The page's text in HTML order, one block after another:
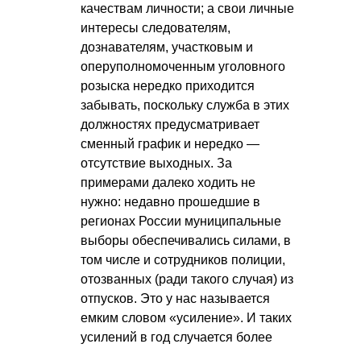
качествам личности; а свои личные
интересы следователям,
дознавателям, участковым и
оперуполномоченным уголовного
розыска нередко приходится
забывать, поскольку служба в этих
должностях предусматривает
сменный график и нередко —
отсутствие выходных. За
примерами далеко ходить не
нужно: недавно прошедшие в
регионах России муниципальные
выборы обеспечивались силами, в
том числе и сотрудников полиции,
отозванных (ради такого случая) из
отпусков. Это у нас называется
емким словом «усиление». И таких
усилений в год случается более